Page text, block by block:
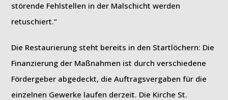
störende Fehlstellen in der Malschicht werden
retuschiert.“
Die Restaurierung steht bereits in den Startlöchern: Die
Finanzierung der Maßnahmen ist durch verschiedene
Fördergeber abgedeckt, die Auftragsvergaben für die
einzelnen Gewerke laufen derzeit. Die Kirche St.